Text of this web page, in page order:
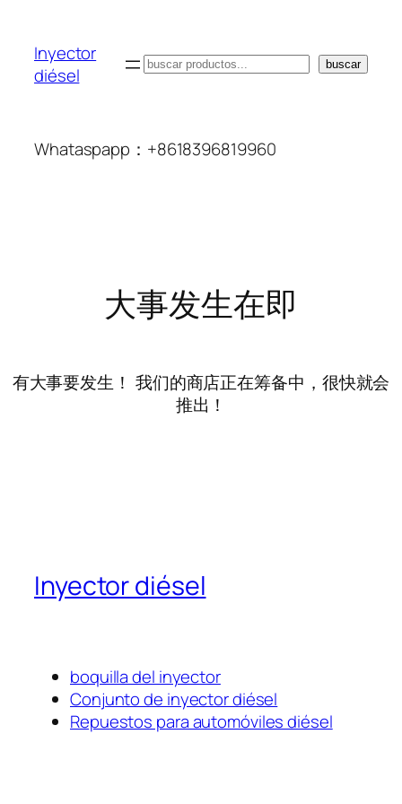
Inyector
diésel
搜
buscar
Whataspapp：+8618396819960
大事发生在即
有大事要发生！ 我们的商店正在筹备中，很快就会
推出！
Inyector diésel
boquilla del inyector
Conjunto de inyector diésel
Repuestos para automóviles diésel